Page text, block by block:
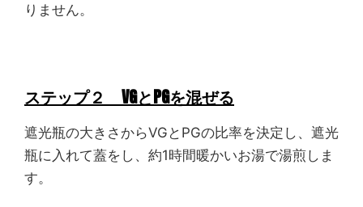
りません。
ステップ２ VGとPGを混ぜる
遮光瓶の大きさからVGとPGの比率を決定し、遮光
瓶に入れて蓋をし、約1時間暖かいお湯で湯煎しま
す。